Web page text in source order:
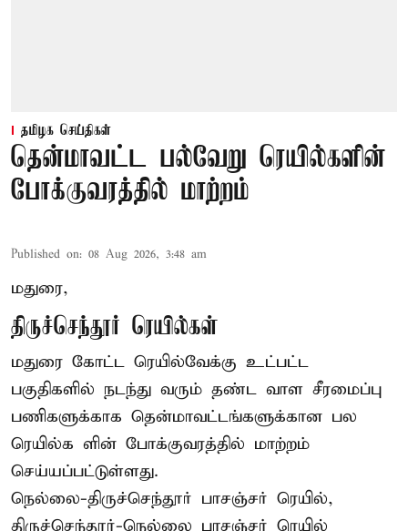
தமிழக செய்திகள்
தென்மாவட்ட பல்வேறு ரெயில்களின்
போக்குவரத்தில் மாற்றம்
Published on: 08 Aug 2026, 3:48 am
மதுரை,
திருச்செந்தூர் ரெயில்கள்
மதுரை கோட்ட ரெயில்வேக்கு உட்பட்ட
பகுதிகளில் நடந்து வரும் தண்ட வாள சீரமைப்பு
பணிகளுக்காக தென்மாவட்டங்களுக்கான பல
ரெயில்க ளின் போக்குவரத்தில் மாற்றம்
செய்யப்பட்டுள்ளது.
நெல்லை-திருச்செந்தூர் பாசஞ்சர் ரெயில்,
திருச்செந்தூர்-நெல்லை பாசஞ்சர் ரெயில்